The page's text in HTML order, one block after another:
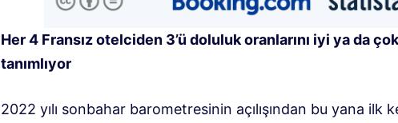
Her 4 Fransız otelciden 3’ü doluluk oranlarını iyi ya da
tanımlıyor
2022 yılı sonbahar barometresinin açılışından bu yana ilk